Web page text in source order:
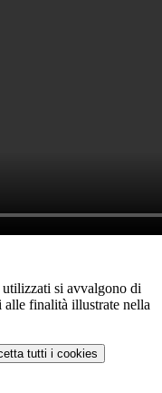
si avvalgono di
alle finalità illustrate nella
tutti i cookies